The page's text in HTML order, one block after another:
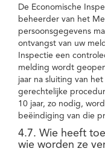
De Economische
beheerder van het
persoonsgegevens
ontvangst van uw
Inspectie een
melding wordt
jaar na sluiting van
gerechtelijke
10 jaar, zo nodig,
beëindiging van die
4.7. Wie heeft
wie worden ze